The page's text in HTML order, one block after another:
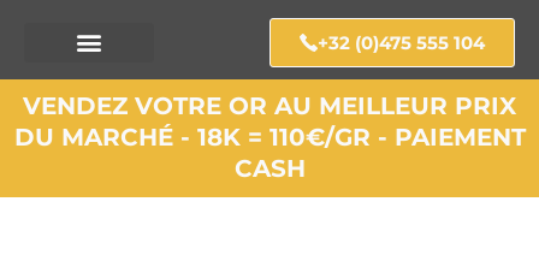
+32 (0)475 555 104
VENDEZ VOTRE OR AU MEILLEUR PRIX
DU MARCHÉ - 18K = 110€/GR - PAIEMENT
CASH